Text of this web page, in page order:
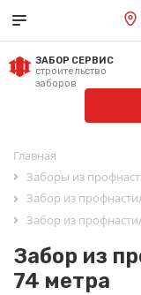
ЗАБОР СЕРВИС
строительство
заборов
Главная
Заборы из
Забор из
Забор из
Забор из
74 метра